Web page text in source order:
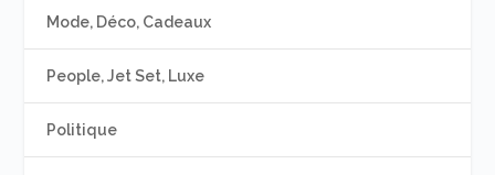
Mode, Déco, Cadeaux
People, Jet Set, Luxe
Politique